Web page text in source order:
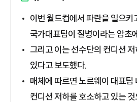
이번 월드컵에서 파란을 일으키
국가대표팀이 질병이라는 암초
그리고 이는 선수단의 컨디션
있다고 보도했다.
매체에 따르면 노르웨이 대표팀
컨디션 저하를 호소하고 있는